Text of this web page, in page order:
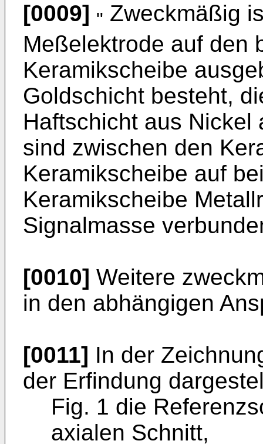
[0009] " Zweckmäßig
Meßelektrode auf den
Keramikscheibe
Goldschicht besteht,
Haftschicht aus Nickel
sind zwischen den
Keramikscheibe auf
Keramikscheibe
Signalmasse
[0010] Weitere
in den abhängigen
[0011] In der
der Erfindung
Fig. 1 die
axialen Schnitt,